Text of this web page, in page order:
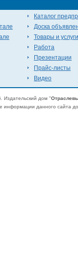
Каталог
Доска
Товары и услуги
Работа
Презентации
Прайс-листы
Видео
Издательский дом "
информации данного сайта